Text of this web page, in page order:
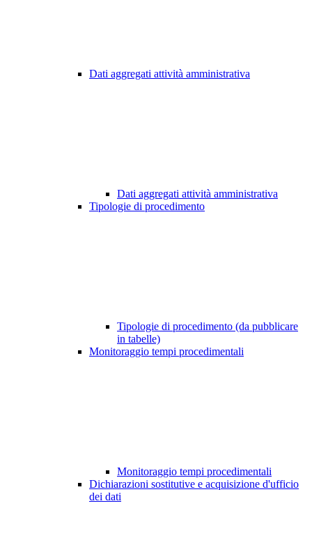
Dati aggregati attività amministrativa
Dati aggregati attività amministrativa
Tipologie di procedimento
Tipologie di procedimento (da pubblicare
in tabelle)
Monitoraggio tempi procedimentali
Monitoraggio tempi procedimentali
Dichiarazioni sostitutive e acquisizione d'ufficio
dei dati